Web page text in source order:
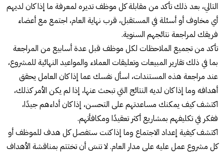
التالي، بعد ذلك تأكد من مقابلة كل موظف تديره لمعرفة ما إذا كان لديهم
أي مخاوف أو أسئلة في المستقبل، قرب نهاية العام، اجتمع مع أعضاء
فريقك لمراجعة نتائجهم السنوية.
تأكد من تجميع الملاحظات لكل موظف قبل عدة أسابيع من المراجعة
بما في ذلك تقارير المبيعات وتعليقات العملاء والمواعيد النهائية للمشروع،
عند مراجعة هذه المستندات، اسأل نفسك عما إذا كان العامل يحقق
أهدافه وما إذا كان لديه النتائج التي تبحث عنها، إذا لم يكن الأمر كذلك،
اكتشف كيف يمكنك مساعدتهم على التحسن، إذا كان أداءهم جيدًا،
ففكر في تكليفهم بمشاريع أكثر تعقيدًا ومكافأتهم.
اكتشف كيفية إعداد الاجتماع وما إذا كنت ستفصل كل هدف للموظف أو
كل مشروع عمل عليه على مدار العام. لا تنسَ أن تختتم بمناقشة الأهداف